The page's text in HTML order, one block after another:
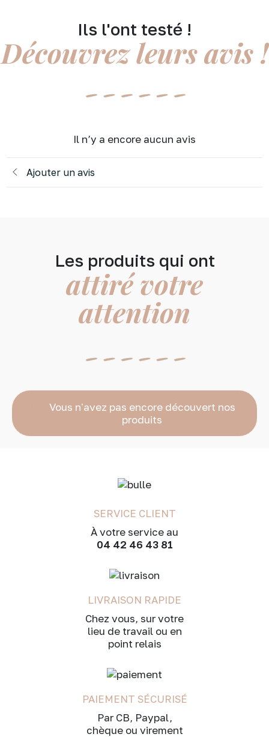
Ils l'ont testé !
Découvrez leurs avis !
Il n’y a encore aucun avis
Ajouter un avis
Les produits qui ont
attiré votre
attention
Vous n'avez pas encore découvert nos
produits
SERVICE CLIENT
À votre service au
04 42 46 43 81
LIVRAISON RAPIDE
Chez vous, sur votre
lieu de travail ou en
point relais
PAIEMENT SÉCURISÉ
Par CB, Paypal,
chèque ou virement